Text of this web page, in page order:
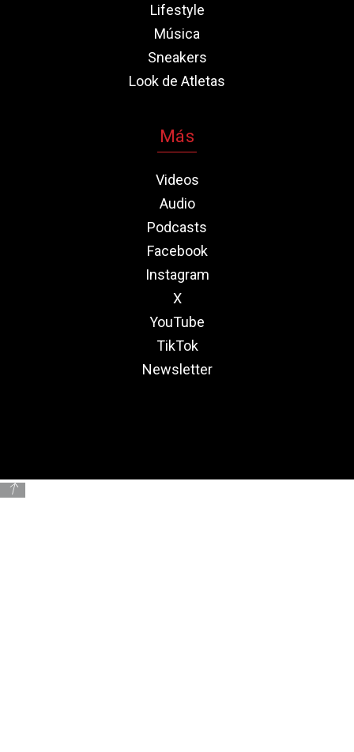
Lifestyle
Música
Sneakers
Look de Atletas
Más
Videos
Audio
Podcasts
Facebook
Instagram
X
YouTube
TikTok
Newsletter